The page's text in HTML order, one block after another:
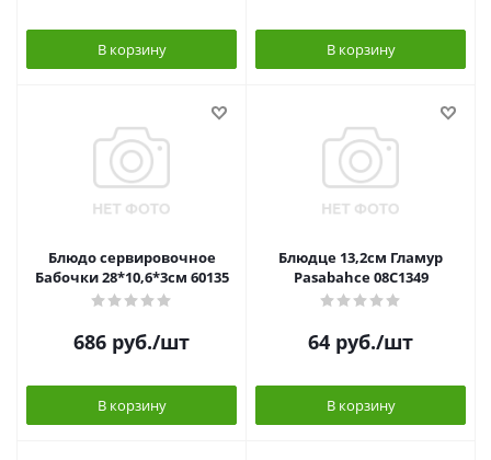
В корзину В корзину
Блюдо сервировочное
Бабочки 28*10,6*3см 60135
686 руб./шт
В корзину
Блюдце 13,2см Гламур
Pasabahce 08C1349
64 руб./шт
В корзину